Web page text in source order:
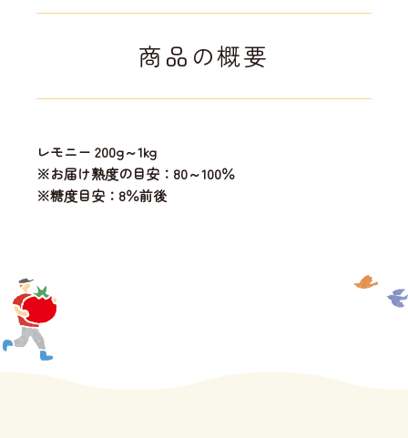
商品の概要
レモニー 200g～1kg
※お届け熟度の目安：80～100％
※糖度目安：8％前後